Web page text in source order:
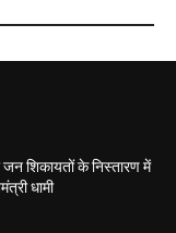
शिकायतों के निस्तारण में
धामी